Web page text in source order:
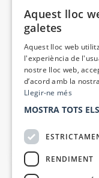
Sortejos
Butlletins
Valora
Canal
Aquest lloc
galetes
Aquest lloc web
l'experiència de
nostre lloc web,
d’acord amb la
Llegir-ne més
MOSTRA TOTS
RENDIMENT